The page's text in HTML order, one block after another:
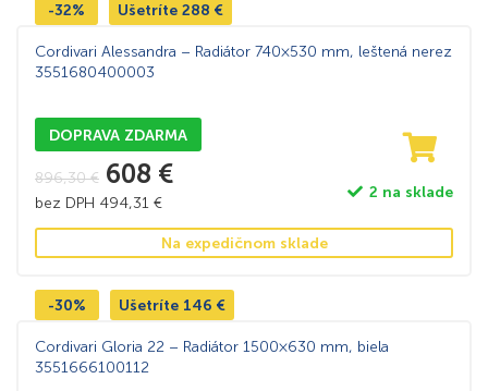
-32% Ušetríte 288 €
Cordivari Alessandra – Radiátor 740×530 mm, leštená nerez
3551680400003
DOPRAVA ZDARMA
896,30€ 608 €
bez DPH 494,31 €
2 na sklade
Na expedičnom sklade
-30% Ušetríte 146 €
Cordivari Gloria 22 – Radiátor 1500×630 mm, biela
3551666100112